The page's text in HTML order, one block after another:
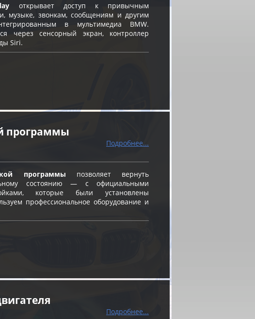
открывает доступ к привычным
музыке, звонкам, сообщениям и другим
в мультимедиа BMW.
через сенсорный экран, контроллер
Siri.
программы
Подробнее...
программы позволяет вернуть
состоянию — с официальными
которые были установлены
профессиональное оборудование и
Подробнее...